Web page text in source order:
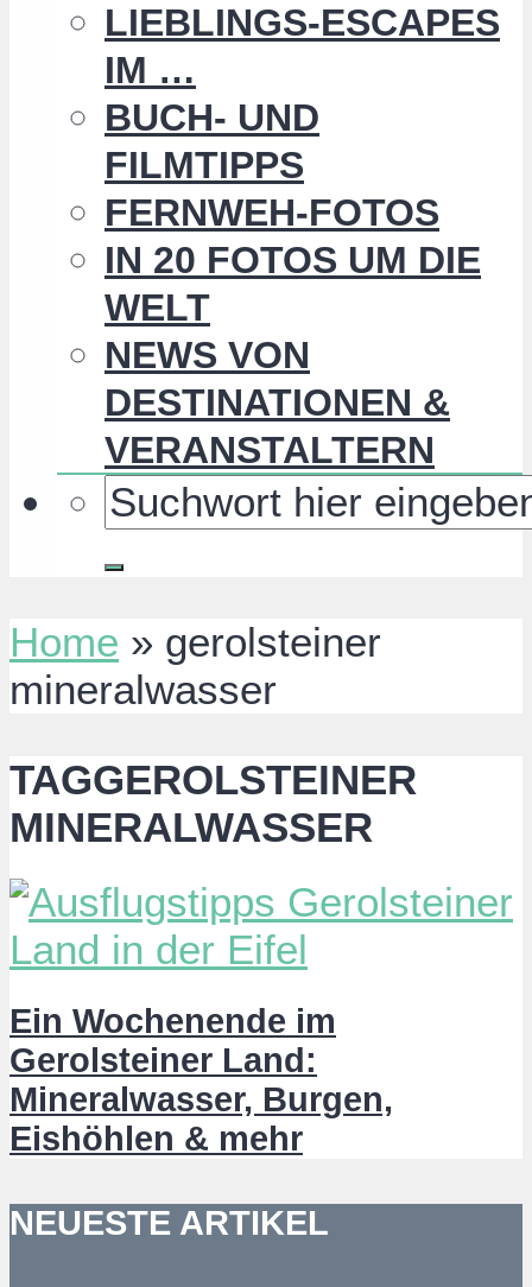
LIEBLINGS-ESCAPES
IM …
BUCH- UND
FILMTIPPS
FERNWEH-FOTOS
IN 20 FOTOS UM DIE
WELT
NEWS VON
DESTINATIONEN &
VERANSTALTERN
Home » gerolsteiner
mineralwasser
TAGGEROLSTEINER
MINERALWASSER
Ein Wochenende im
Gerolsteiner Land:
Mineralwasser, Burgen,
Eishöhlen & mehr
NEUESTE ARTIKEL